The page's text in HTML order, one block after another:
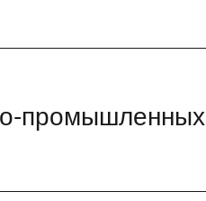
промышленных